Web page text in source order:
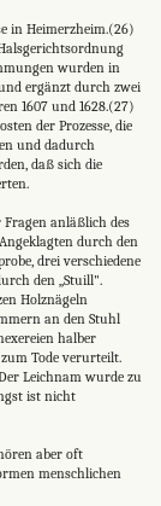
in Heimerzheim.(26)
wurden in
ergänzt durch zwei
1607 und 1628.(27)
der Prozesse, die
und dadurch
daß sich die
anläßlich des
durch den
drei verschiedene
den „Stuill".
Holznägeln
an den Stuhl
halber
Tode verurteilt.
Leichnam wurde zu
ist nicht
aber oft
menschlichen